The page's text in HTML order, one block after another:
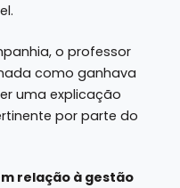
o professor
como ganhava
uma explicação
por parte do
relação à gestão